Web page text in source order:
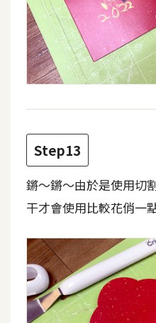
Step13
鏘～鏘～由於是使用切
干才會使用比較花俏一